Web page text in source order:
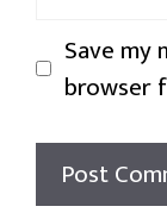
Save my
browser